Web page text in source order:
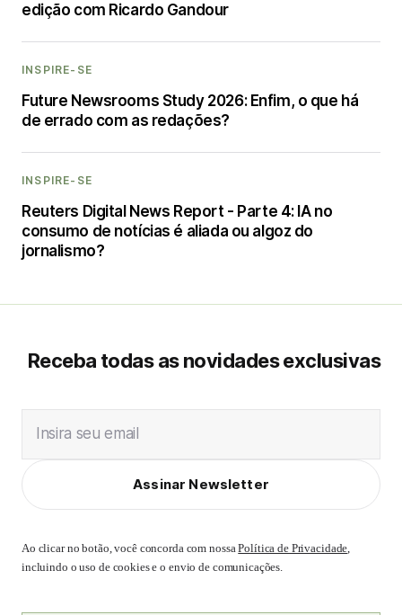
edição com Ricardo Gandour
INSPIRE-SE
Future Newsrooms Study 2026: Enfim, o que há
de errado com as redações?
INSPIRE-SE
Reuters Digital News Report - Parte 4: IA no
consumo de notícias é aliada ou algoz do
jornalismo?
Receba todas as novidades exclusivas
Insira seu email
Assinar Newsletter
Ao clicar no botão, você concorda com nossaPolítica de Privacidade,
incluindo o uso de cookies e o envio de comunicações.